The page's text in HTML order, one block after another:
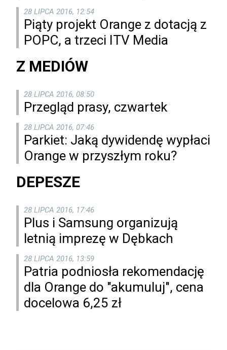
28 LIPCA 2016, 12:54
Piąty projekt Orange z dotacją z
POPC, a trzeci ITV Media
Z MEDIÓW
28 LIPCA 2016, 08:50
Przegląd prasy, czwartek
28 LIPCA 2016, 07:46
Parkiet: Jaką dywidendę wypłaci
Orange w przyszłym roku?
DEPESZE
28 LIPCA 2016, 17:46
Plus i Samsung organizują
letnią imprezę w Dębkach
28 LIPCA 2016, 13:59
Patria podniosła rekomendację
dla Orange do "akumuluj", cena
docelowa 6,25 zł